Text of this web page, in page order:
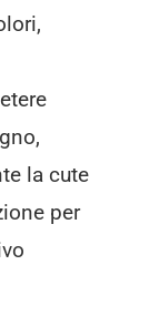
la cute
per